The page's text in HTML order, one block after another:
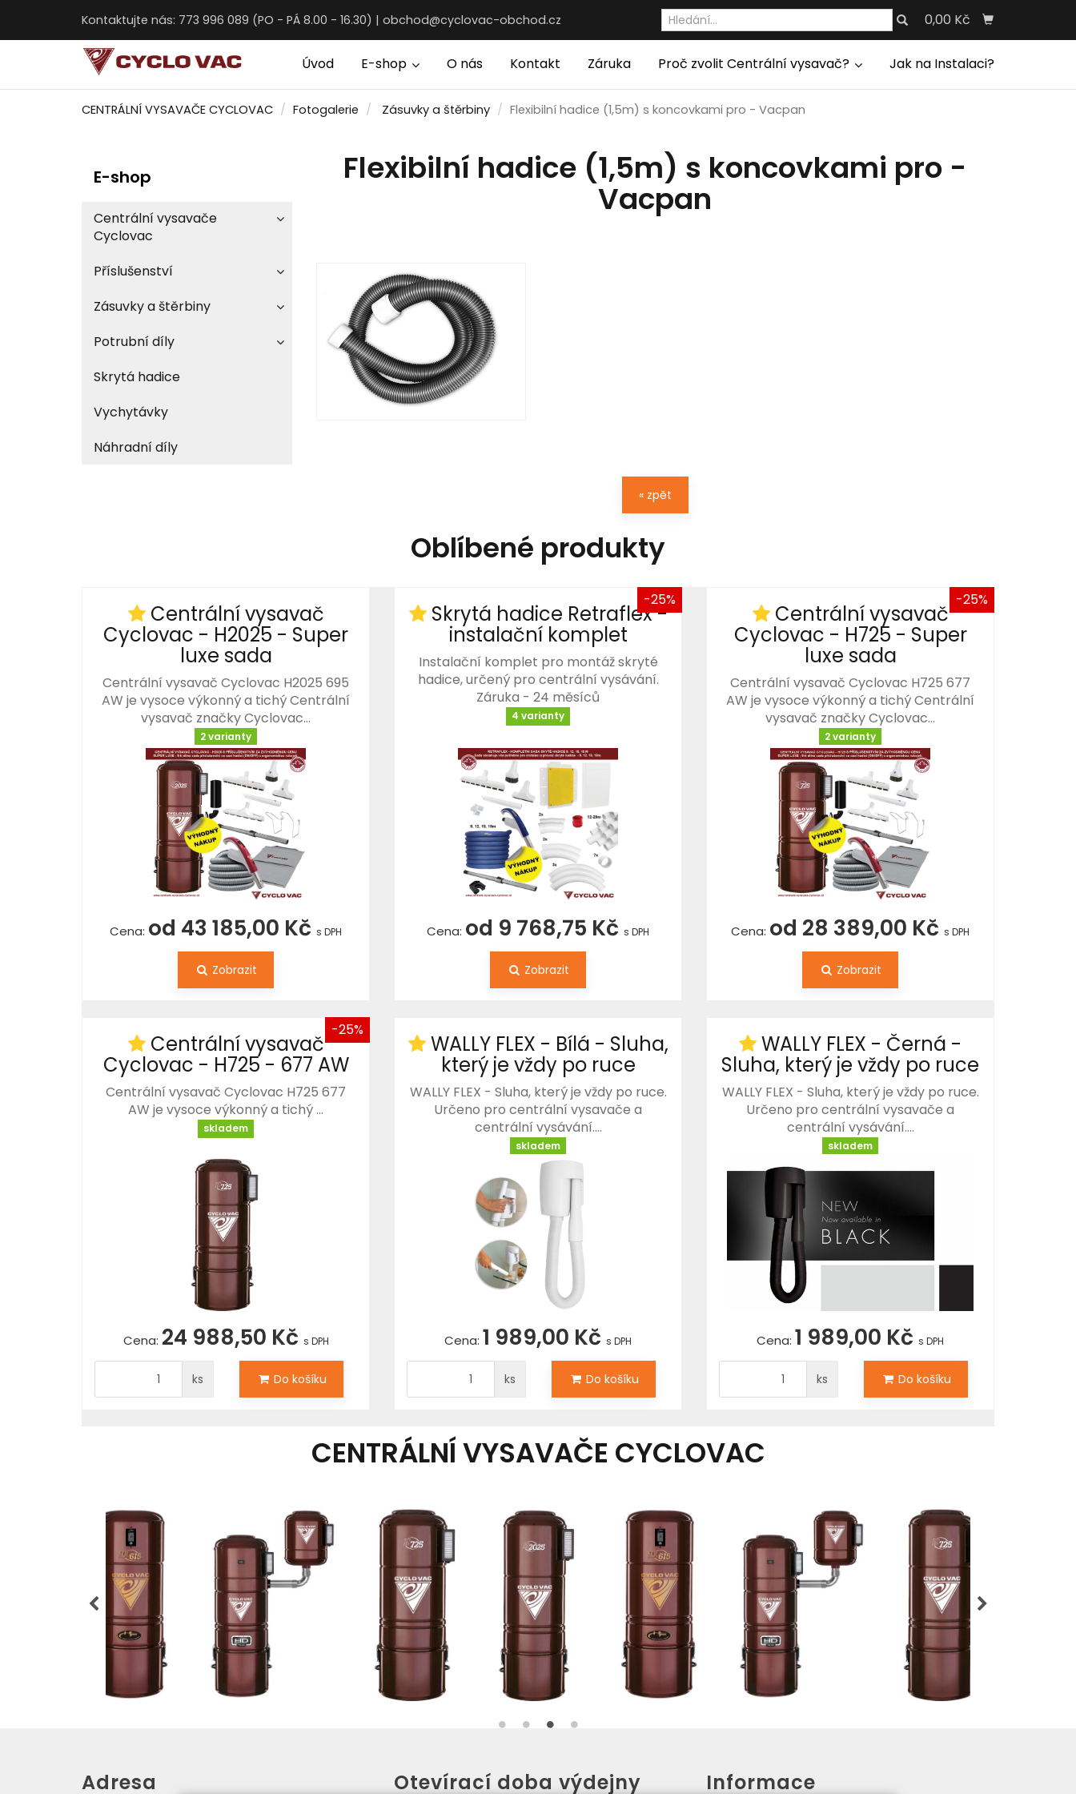
Kontaktujte nás: 773 996 089 (PO - PÁ 8.00 - 16.30) | obchod@cyclovac-obchod.cz 0,00 Kč
Úvod E-shop O nás Kontakt Záruka Proč zvolit Centrální vysavač? Jak na Instalaci?
CENTRÁLNÍ VYSAVAČE CYCLOVAC Fotogalerie Zásuvky a štěrbiny Flexibilní hadice (1,5m) s koncovkami pro - Vacpan
E-shop
Centrální vysavače
Cyclovac
Příslušenství
Zásuvky a štěrbiny
Potrubní díly
Skrytá hadice
Vychytávky
Náhradní díly
Flexibilní hadice (1,5m) s koncovkami pro -
Vacpan
« zpět
Oblíbené produkty
Centrální vysavač
Cyclovac - H2025 - Super
luxe sada
Centrální vysavač Cyclovac H2025 695
AW je vysoce výkonný a tichý Centrální
vysavač značky Cyclovac…
2 varianty
Cena: od 43 185,00 Kč s DPH
Zobrazit
-25%
Skrytá hadice Retraflex -
instalační komplet
Instalační komplet pro montáž skryté
hadice, určený pro centrální vysávání.
Záruka - 24 měsíců
4 varianty
Cena: od 9 768,75 Kč s DPH
Zobrazit
-25%
Centrální vysavač
Cyclovac - H725 - Super
luxe sada
Centrální vysavač Cyclovac H725 677
AW je vysoce výkonný a tichý Centrální
vysavač značky Cyclovac…
2 varianty
Cena: od 28 389,00 Kč s DPH
Zobrazit
-25%
Centrální vysavač
Cyclovac - H725 - 677 AW
Centrální vysavač Cyclovac H725 677
AW je vysoce výkonný a tichý …
skladem
Cena: 24 988,50 Kč s DPH
ks Do košíku
WALLY FLEX - Bílá - Sluha,
který je vždy po ruce
WALLY FLEX - Sluha, který je vždy po ruce.
Určeno pro centrální vysavače a
centrální vysávání.…
skladem
Cena: 1 989,00 Kč s DPH
ks Do košíku
WALLY FLEX - Černá -
Sluha, který je vždy po ruce
WALLY FLEX - Sluha, který je vždy po ruce.
Určeno pro centrální vysavače a
centrální vysávání.…
skladem
Cena: 1 989,00 Kč s DPH
ks Do košíku
CENTRÁLNÍ VYSAVAČE CYCLOVAC
Adresa Otevírací doba výdejny Informace